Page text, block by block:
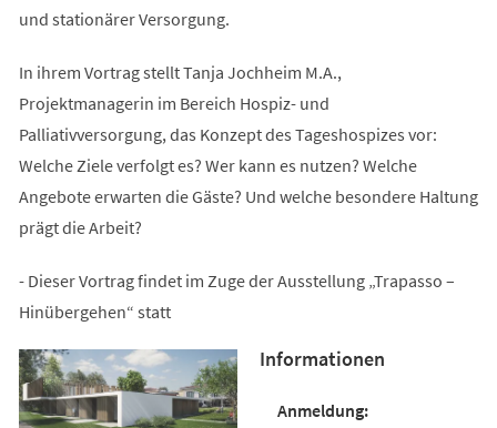
und stationärer Versorgung.
In ihrem Vortrag stellt Tanja Jochheim M.A.,
Projektmanagerin im Bereich Hospiz- und
Palliativversorgung, das Konzept des Tageshospizes vor:
Welche Ziele verfolgt es? Wer kann es nutzen? Welche
Angebote erwarten die Gäste? Und welche besondere Haltung
prägt die Arbeit?
- Dieser Vortrag findet im Zuge der Ausstellung „Trapasso –
Hinübergehen“ statt
Informationen